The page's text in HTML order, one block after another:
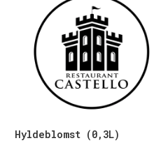
Hyldeblomst (0,3L)